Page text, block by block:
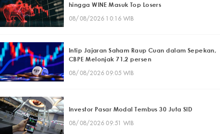
hingga WINE Masuk Top Losers
08/08/2026 10:16 WIB
Intip Jajaran Saham Raup Cuan dalam Sepekan,
CBPE Melonjak 71,2 persen
08/08/2026 09:05 WIB
Investor Pasar Modal Tembus 30 Juta SID
08/08/2026 09:51 WIB